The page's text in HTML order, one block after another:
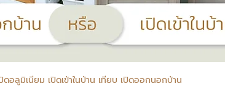
ดอลูมิเนียม เปิดเข้าในบ้าน เทียบ เปิดออกนอกบ้าน